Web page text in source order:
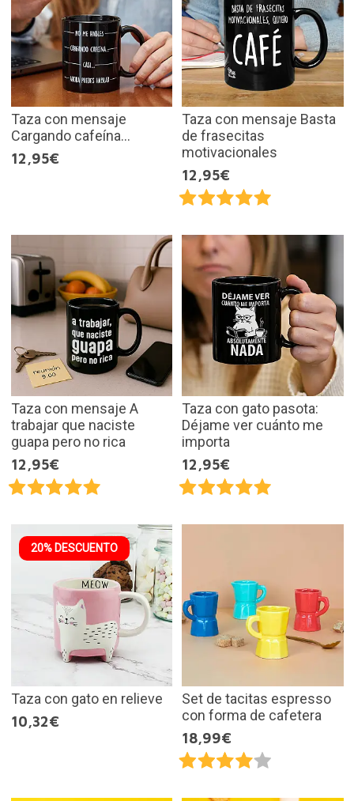
Taza con mensaje
Cargando cafeína...
12,95€
Taza con mensaje Basta
de frasecitas
motivacionales
12,95€
Taza con mensaje A
trabajar que naciste
guapa pero no rica
12,95€
Taza con gato pasota:
Déjame ver cuánto me
importa
12,95€
20% DESCUENTO
Taza con gato en relieve
10,32€
Set de tacitas espresso
con forma de cafetera
18,99€